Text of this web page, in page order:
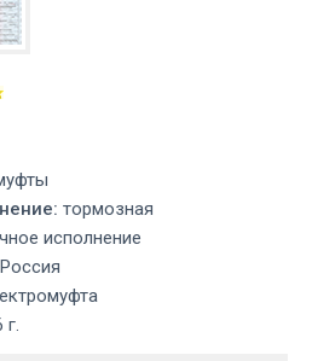
тормозная
исполнение
Россия
г.